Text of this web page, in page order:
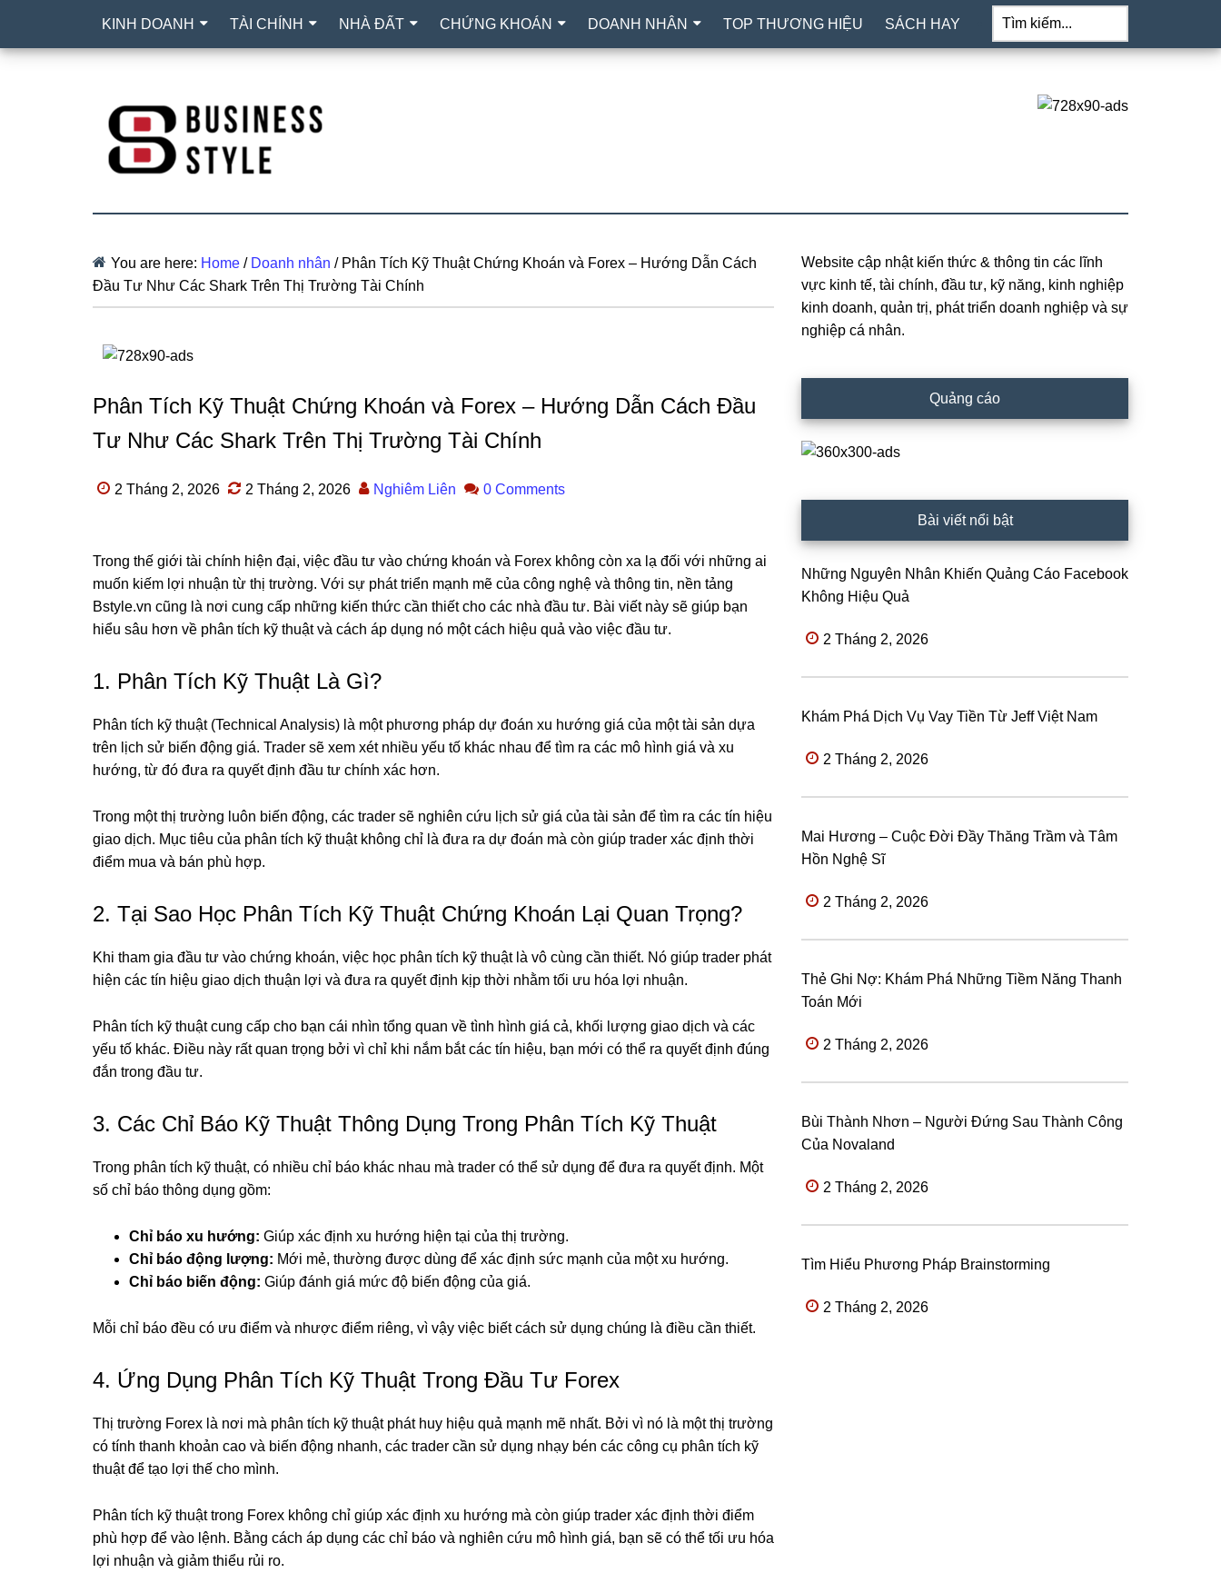
KINH DOANH TÀI CHÍNH NHÀ ĐẤT CHỨNG KHOÁN DOANH NHÂN TOP THƯƠNG HIỆU SÁCH HAY
Tìm
kiếm...
You are here: Home / Doanh nhân /Phân Tích Kỹ Thuật Chứng Khoán và Forex – Hướng Dẫn Cách
Đầu Tư Như Các Shark Trên Thị Trường Tài Chính
Phân Tích Kỹ Thuật Chứng Khoán và Forex – Hướng Dẫn Cách Đầu
Tư Như Các Shark Trên Thị Trường Tài Chính
2 Tháng 2, 2026 2 Tháng 2, 2026 Nghiêm Liên 0 Comments
Trong thế giới tài chính hiện đại, việc đầu tư vào chứng khoán và Forex không còn xa lạ đối với những ai
muốn kiếm lợi nhuận từ thị trường. Với sự phát triển mạnh mẽ của công nghệ và thông tin, nền tảng
Bstyle.vn cũng là nơi cung cấp những kiến thức cần thiết cho các nhà đầu tư. Bài viết này sẽ giúp bạn
hiểu sâu hơn về phân tích kỹ thuật và cách áp dụng nó một cách hiệu quả vào việc đầu tư.
1. Phân Tích Kỹ Thuật Là Gì?
Phân tích kỹ thuật (Technical Analysis) là một phương pháp dự đoán xu hướng giá của một tài sản dựa
trên lịch sử biến động giá. Trader sẽ xem xét nhiều yếu tố khác nhau để tìm ra các mô hình giá và xu
hướng, từ đó đưa ra quyết định đầu tư chính xác hơn.
Trong một thị trường luôn biến động, các trader sẽ nghiên cứu lịch sử giá của tài sản để tìm ra các tín hiệu
giao dịch. Mục tiêu của phân tích kỹ thuật không chỉ là đưa ra dự đoán mà còn giúp trader xác định thời
điểm mua và bán phù hợp.
2. Tại Sao Học Phân Tích Kỹ Thuật Chứng Khoán Lại Quan Trọng?
Khi tham gia đầu tư vào chứng khoán, việc học phân tích kỹ thuật là vô cùng cần thiết. Nó giúp trader phát
hiện các tín hiệu giao dịch thuận lợi và đưa ra quyết định kịp thời nhằm tối ưu hóa lợi nhuận.
Phân tích kỹ thuật cung cấp cho bạn cái nhìn tổng quan về tình hình giá cả, khối lượng giao dịch và các
yếu tố khác. Điều này rất quan trọng bởi vì chỉ khi nắm bắt các tín hiệu, bạn mới có thể ra quyết định đúng
đắn trong đầu tư.
3. Các Chỉ Báo Kỹ Thuật Thông Dụng Trong Phân Tích Kỹ Thuật
Trong phân tích kỹ thuật, có nhiều chỉ báo khác nhau mà trader có thể sử dụng để đưa ra quyết định. Một
số chỉ báo thông dụng gồm:
Chỉ báo xu hướng: Giúp xác định xu hướng hiện tại của thị trường.
Chỉ báo động lượng: Mới mẻ, thường được dùng để xác định sức mạnh của một xu hướng.
Chỉ báo biến động: Giúp đánh giá mức độ biến động của giá.
Mỗi chỉ báo đều có ưu điểm và nhược điểm riêng, vì vậy việc biết cách sử dụng chúng là điều cần thiết.
4. Ứng Dụng Phân Tích Kỹ Thuật Trong Đầu Tư Forex
Thị trường Forex là nơi mà phân tích kỹ thuật phát huy hiệu quả mạnh mẽ nhất. Bởi vì nó là một thị trường
có tính thanh khoản cao và biến động nhanh, các trader cần sử dụng nhạy bén các công cụ phân tích kỹ
thuật để tạo lợi thế cho mình.
Phân tích kỹ thuật trong Forex không chỉ giúp xác định xu hướng mà còn giúp trader xác định thời điểm
phù hợp để vào lệnh. Bằng cách áp dụng các chỉ báo và nghiên cứu mô hình giá, bạn sẽ có thể tối ưu hóa
lợi nhuận và giảm thiểu rủi ro.
Primary
Sidebar
Website cập nhật kiến thức & thông tin các lĩnh
vực kinh tế, tài chính, đầu tư, kỹ năng, kinh nghiệp
kinh doanh, quản trị, phát triển doanh nghiệp và sự
nghiệp cá nhân.
Quảng cáo
Bài viết nổi bật
Những Nguyên Nhân Khiến Quảng Cáo Facebook
Không Hiệu Quả
2 Tháng 2, 2026
Khám Phá Dịch Vụ Vay Tiền Từ Jeff Việt Nam
2 Tháng 2, 2026
Mai Hương – Cuộc Đời Đầy Thăng Trầm và Tâm
Hồn Nghệ Sĩ
2 Tháng 2, 2026
Thẻ Ghi Nợ: Khám Phá Những Tiềm Năng Thanh
Toán Mới
2 Tháng 2, 2026
Bùi Thành Nhơn – Người Đứng Sau Thành Công
Của Novaland
2 Tháng 2, 2026
Tìm Hiểu Phương Pháp Brainstorming
2 Tháng 2, 2026